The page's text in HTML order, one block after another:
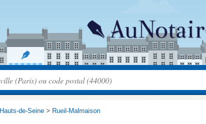
Hauts-de-Seine > Rueil-Malmaison